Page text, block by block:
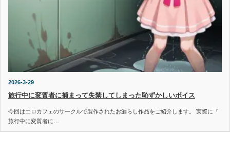
2026-3-29
旅行中に変質者に捕まって失禁してしまった恥ずかしいボイス
今回はエロカフェのサークルで製作されたお漏らし作品をご紹介します。 実際に『
旅行中に変質者に…